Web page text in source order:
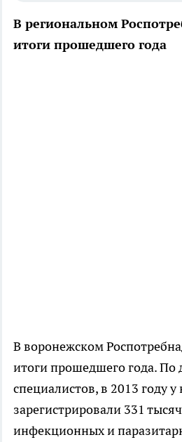
В региональном
итоги прошедшего года
В воронежском
итоги прошедшего года.
специалистов, в 2013 году у
зарегистрировали 331
инфекционных и